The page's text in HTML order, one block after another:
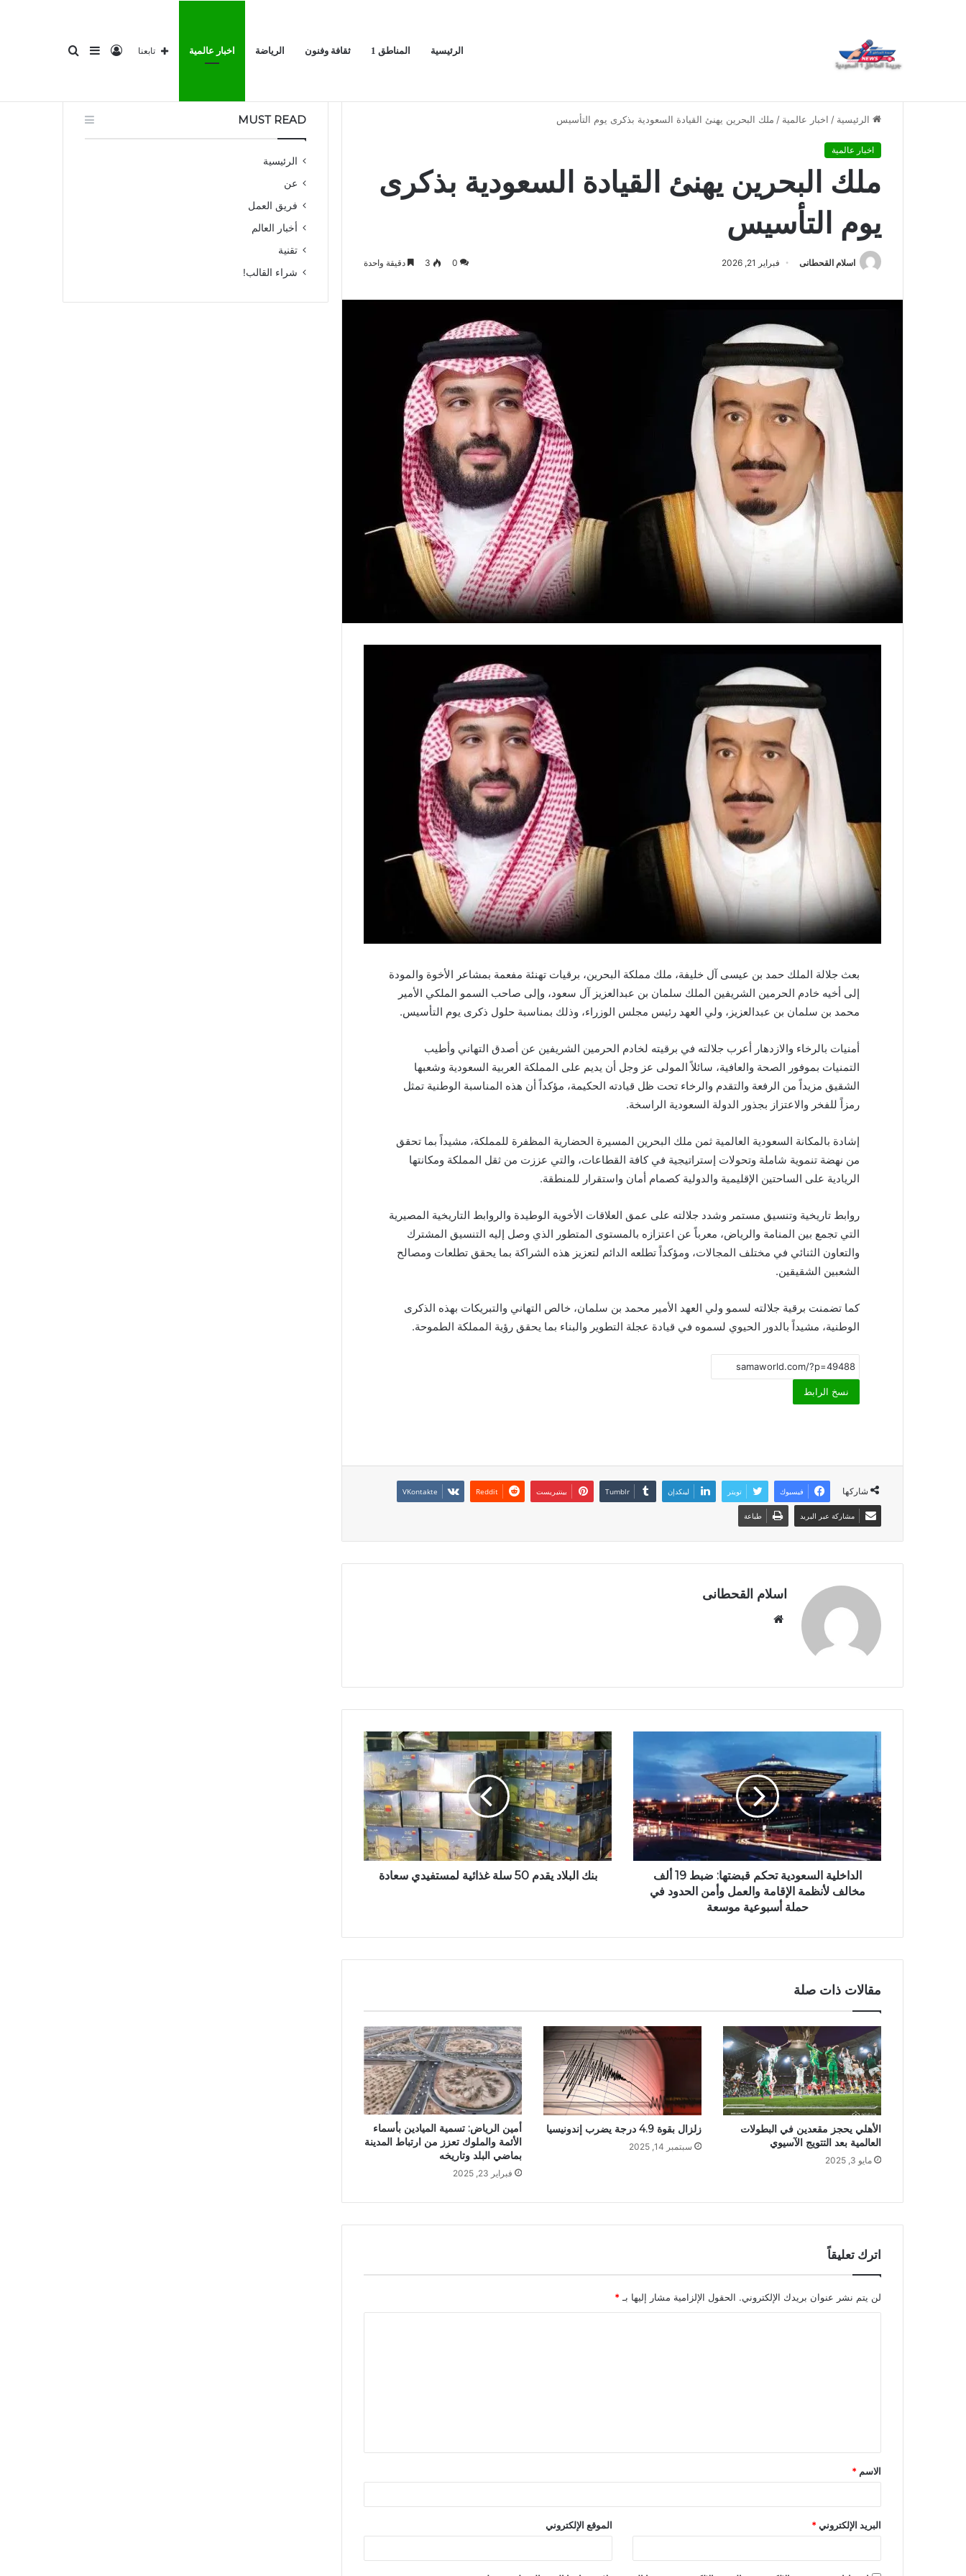
الرئيسية المناطق 1 ثقافة وفنون الرياضة اخبار عالمية إضافةتسجيل تابعنا أخبار عاجلة العمري : وكيلا بمنظمة الامم المتحدة للتدريب والاعلام ال UN MTC بالمملكة ودول الخليج العربي الرئيسية المناطق 1 ثقافة وفنون الرياضة اخبار عالمية
الرئيسية / اخبار عالمية / ملك البحرين يهنئ القيادة السعودية بذكرى يوم التأسيس
اخبار عالمية
ملك البحرين يهنئ القيادة السعودية بذكرى
يوم التأسيس
اسلام القحطانى فبراير 21, 2026 0
3 دقيقة واحدة
بعث جلالة الملك حمد بن عيسى آل خليفة، ملك مملكة البحرين، برقيات تهنئة مفعمة بمشاعر الأخوة والمودة
إلى أخيه خادم الحرمين الشريفين الملك سلمان بن عبدالعزيز آل سعود، وإلى صاحب السمو الملكي الأمير
محمد بن سلمان بن عبدالعزيز، ولي العهد رئيس مجلس الوزراء، وذلك بمناسبة حلول ذكرى يوم التأسيس.
أمنيات بالرخاء والازدهار أعرب جلالته في برقيته لخادم الحرمين الشريفين عن أصدق التهاني وأطيب
التمنيات بموفور الصحة والعافية، سائلاً المولى عز وجل أن يديم على المملكة العربية السعودية وشعبها
الشقيق مزيداً من الرفعة والتقدم والرخاء تحت ظل قيادته الحكيمة، مؤكداً أن هذه المناسبة الوطنية تمثل
رمزاً للفخر والاعتزاز بجذور الدولة السعودية الراسخة.
إشادة بالمكانة السعودية العالمية ثمن ملك البحرين المسيرة الحضارية المظفرة للمملكة، مشيداً بما تحقق
من نهضة تنموية شاملة وتحولات إستراتيجية في كافة القطاعات، والتي عززت من ثقل المملكة ومكانتها
الريادية على الساحتين الإقليمية والدولية كصمام أمان واستقرار للمنطقة.
روابط تاريخية وتنسيق مستمر وشدد جلالته على عمق العلاقات الأخوية الوطيدة والروابط التاريخية المصيرية
التي تجمع بين المنامة والرياض، معرباً عن اعتزازه بالمستوى المتطور الذي وصل إليه التنسيق المشترك
والتعاون الثنائي في مختلف المجالات، ومؤكداً تطلعه الدائم لتعزيز هذه الشراكة بما يحقق تطلعات ومصالح
الشعبين الشقيقين.
كما تضمنت برقية جلالته لسمو ولي العهد الأمير محمد بن سلمان، خالص التهاني والتبريكات بهذه الذكرى
الوطنية، مشيداً بالدور الحيوي لسموه في قيادة عجلة التطوير والبناء بما يحقق رؤية المملكة الطموحة.
نسخ الرابط
شاركها فيسبوك تويتر لينكدإن بينتيريست
مشاركة عبر البريد طباعة
اسلام القحطانى
ا
ب
الداخلية السعودية تحكم قبضتها: ضبط 19 ألف
مخالف لأنظمة الإقامة والعمل وأمن الحدود في
حملة أسبوعية موسعة
بنك البلاد يقدم 50 سلة غذائية لمستفيدي سعادة
مقالات ذات صلة
الأهلي يحجز مقعدين في البطولات
العالمية بعد التتويج الآسيوي
مايو 3, 2025
زلزال بقوة 4.9 درجة يضرب إندونيسيا
سبتمبر 14, 2025
أمين الرياض: تسمية الميادين بأسماء
الأئمة والملوك تعزز من ارتباط المدينة
بماضي البلد وتاريخه
فبراير 23, 2025
اترك تعليقاً
لن يتم نشر عنوان بريدك الإلكتروني. الحقول الإلزامية مشار إليها بـ*
ق
*
الاسم *
البريد الإلكتروني* الموقع الإلكتروني
MUST READ
الرئيسية
عن
فريق العمل
أخبار العالم
تقنية
شراء القالب!